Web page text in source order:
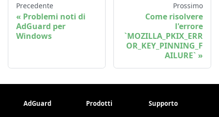
Precedente
Problemi noti di
AdGuard per
Windows
Prossimo
Come risolvere
l'errore
`MOZILLA_PKIX_ERR
OR_KEY_PINNING_F
AILURE`
AdGuard Prodotti Supporto